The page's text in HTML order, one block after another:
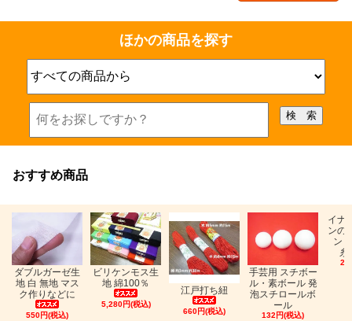
ほかの商品を探す
おすすめ商品
ダブルガーゼ生
地 白 無地 マス
ク作りなどに
550円(税込)
ビリケンモス生
地 綿100％
5,280円(税込)
江戸打ち紐
660円(税込)
手芸用 スチボー
ル・素ボール 発
泡スチロールボ
ール
132円(税込)
イナ
ンの
ン
糸